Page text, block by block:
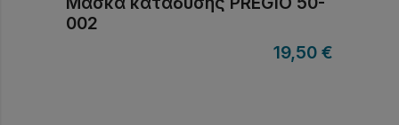
002
19,50 €